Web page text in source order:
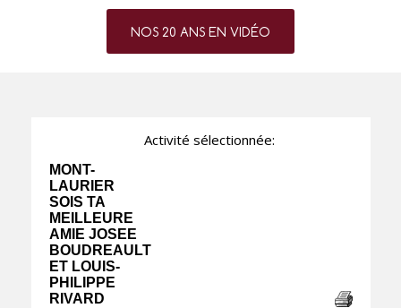
NOS 20 ANS EN VIDÉO
Activité sélectionnée:
MONT-
LAURIER
SOIS TA
MEILLEURE
AMIE JOSEE
BOUDREAULT
ET LOUIS-
PHILIPPE
RIVARD